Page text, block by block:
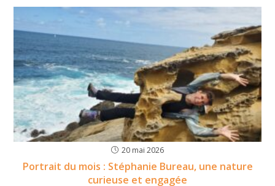
20 mai 2026
Portrait du mois : Stéphanie Bureau, une nature
curieuse et engagée